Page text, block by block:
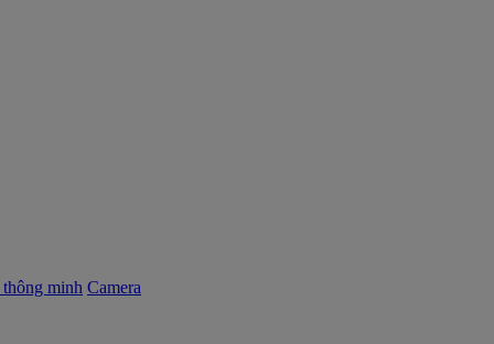
minh Camera